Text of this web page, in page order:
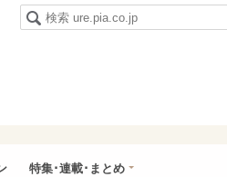
特集･連載･まとめ